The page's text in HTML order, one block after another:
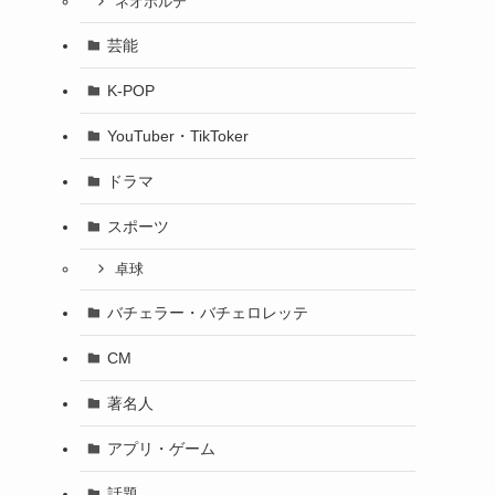
芸能
K-POP
YouTuber・TikToker
ドラマ
スポーツ
卓球
バチェラー・バチェロレッテ
CM
著名人
アプリ・ゲーム